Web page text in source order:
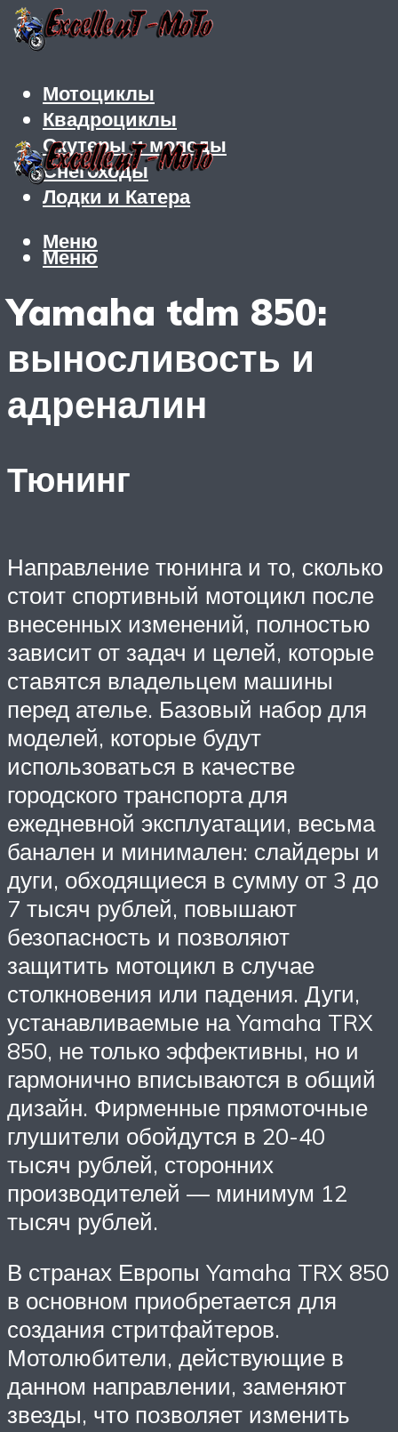
Мотоциклы
Квадроциклы
Скутеры и мопеды
Снегоходы
Лодки и Катера
Меню
Меню
Yamaha tdm 850:
выносливость и
адреналин
Тюнинг
Направление тюнинга и то, сколько
стоит спортивный мотоцикл после
внесенных изменений, полностью
зависит от задач и целей, которые
ставятся владельцем машины
перед ателье. Базовый набор для
моделей, которые будут
использоваться в качестве
городского транспорта для
ежедневной эксплуатации, весьма
банален и минимален: слайдеры и
дуги, обходящиеся в сумму от 3 до
7 тысяч рублей, повышают
безопасность и позволяют
защитить мотоцикл в случае
столкновения или падения. Дуги,
устанавливаемые на Yamaha TRX
850, не только эффективны, но и
гармонично вписываются в общий
дизайн. Фирменные прямоточные
глушители обойдутся в 20-40
тысяч рублей, сторонних
производителей — минимум 12
тысяч рублей.
В странах Европы Yamaha TRX 850
в основном приобретается для
создания стритфайтеров.
Мотолюбители, действующие в
данном направлении, заменяют
звезды, что позволяет изменить